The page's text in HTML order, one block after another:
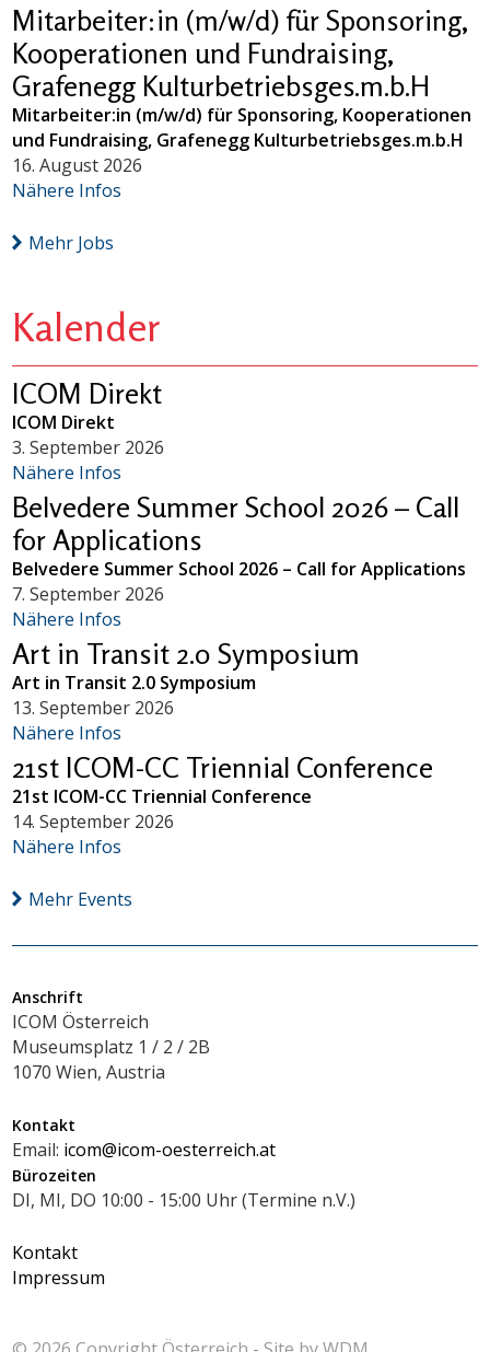
Mitarbeiter:in (m/w/d) für Sponsoring,
Kooperationen und Fundraising,
Grafenegg Kulturbetriebsges.m.b.H
Mitarbeiter:in (m/w/d) für Sponsoring, Kooperationen
und Fundraising, Grafenegg Kulturbetriebsges.m.b.H
16. August 2026
Nähere Infos
Mehr Jobs
Kalender
ICOM Direkt
ICOM Direkt
3. September 2026
Nähere Infos
Belvedere Summer School 2026 – Call
for Applications
Belvedere Summer School 2026 – Call for Applications
7. September 2026
Nähere Infos
Art in Transit 2.0 Symposium
Art in Transit 2.0 Symposium
13. September 2026
Nähere Infos
21st ICOM-CC Triennial Conference
21st ICOM-CC Triennial Conference
14. September 2026
Nähere Infos
Mehr Events
Anschrift
ICOM Österreich
Museumsplatz 1 / 2 / 2B
1070 Wien, Austria
Kontakt
Email: icom@icom-oesterreich.at
Bürozeiten
DI, MI, DO 10:00 - 15:00 Uhr (Termine n.V.)
Kontakt
Impressum